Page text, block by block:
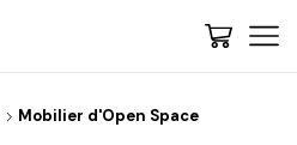
Mobilier d'Open Space